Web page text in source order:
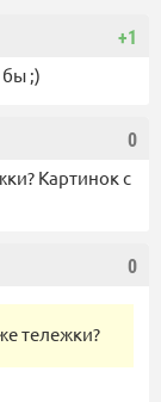
+1
;)
0
Картинок с
0
тележки?